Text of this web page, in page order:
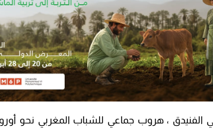
الفنيدق ، هروب جماعي للشباب المغربي نحو